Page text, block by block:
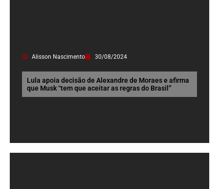
Alisson Nascimento 30/08/2024
Lula apoia decisão de Alexandre de Moraes e afirma
que Musk “tem que aceitar as regras do Brasil”